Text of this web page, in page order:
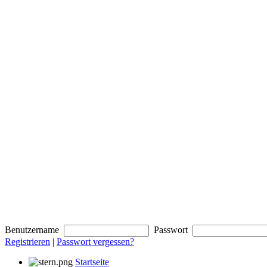
Benutzername Passwort
Registrieren | Passwort vergessen?
Startseite